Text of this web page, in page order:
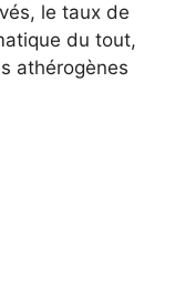
le taux de
du tout,
athérogènes